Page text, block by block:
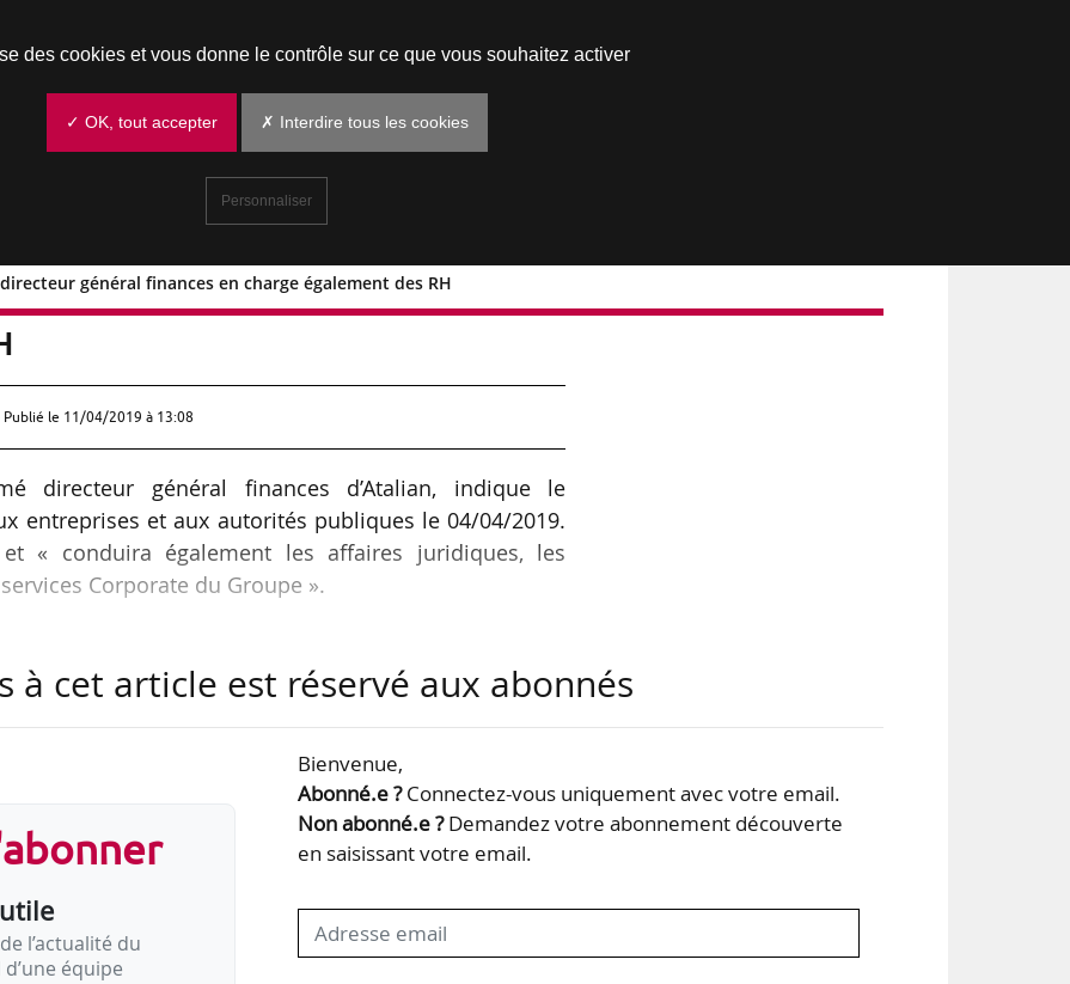
général finances en charge également des RH
directeur général finances en
Publié le 11/04/2019 à 13:08
directeur général finances d’Atalian, indique le
entreprises et aux autorités publiques le 04/04/2019.
« conduira également les affaires juridiques, les
Corporate du Groupe ».
à cet article est réservé aux abonnés
l’actualité du
équipe
Bienvenue,
Abonné.e ?Connectez-vous uniquement avec votre email.
Non abonné.e ?Demandez votre abonnement découverte
en saisissant votre email.
des cookies et vous donne le contrôle sur ce que vous souhaitez activer
✓ OK, tout accepter ✗ Interdire tous les cookies
Personnaliser